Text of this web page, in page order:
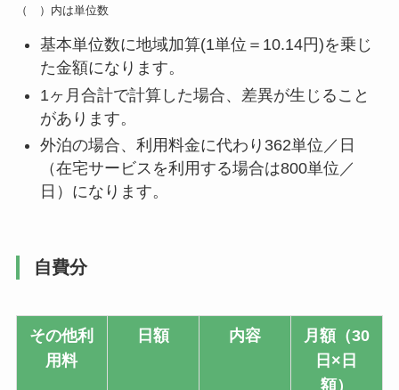
（ ）内は単位数
基本単位数に地域加算(1単位＝10.14円)を乗じ
た金額になります。
1ヶ月合計で計算した場合、差異が生じること
があります。
外泊の場合、利用料金に代わり362単位／日
（在宅サービスを利用する場合は800単位／
日）になります。
自費分
その他利
用料
日額 内容
月額（30
日×日
額）